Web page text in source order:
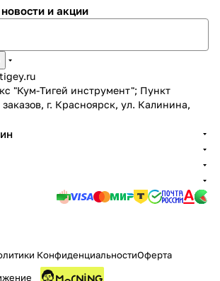
и акции
"Кум-Тигей инструмент"; Пункт
г. Красноярск, ул. Калинина,
КонфиденциальностиОферта